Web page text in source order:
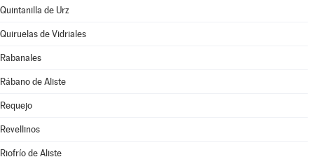
Quintanilla de Urz
Quiruelas de Vidriales
Rabanales
Rábano de Aliste
Requejo
Revellinos
Riofrío de Aliste